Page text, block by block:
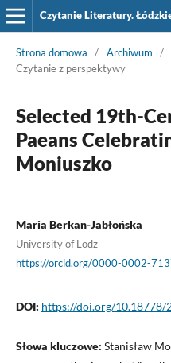
Czytanie Literatury.
Strona domowa / Archiwum /
Czytanie z perspektywy
Selected 19th-
Paeans
Moniuszko
Maria Berkan-Jabłońska
University of Lodz
https://orcid.org/0000-0002-
DOI: https://doi.org/10.18778/
Słowa kluczowe: Stanisław